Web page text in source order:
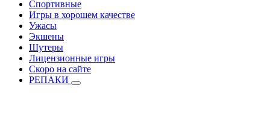
Спортивные
Игры в хорошем качестве
Ужасы
Экшены
Шутеры
Лицензионные игры
Скоро на сайте
РЕПАКИ